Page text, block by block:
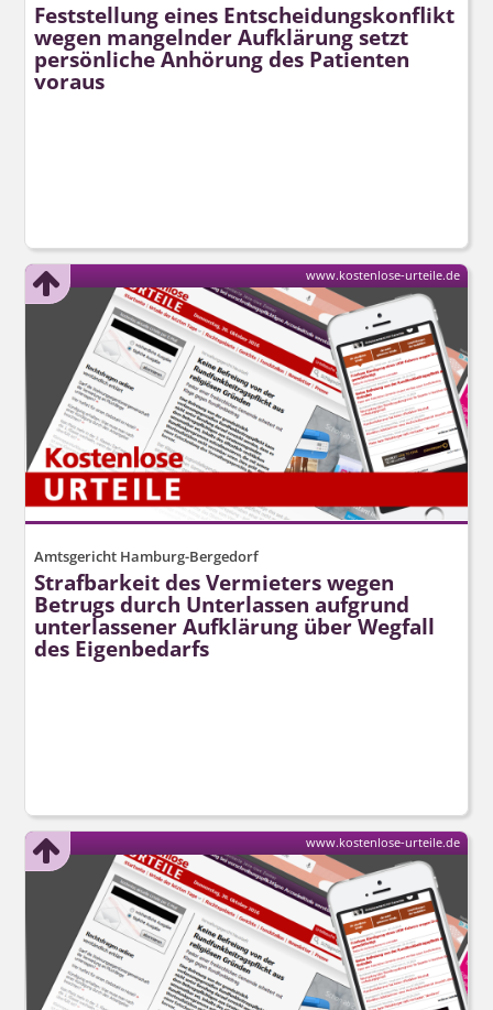
Feststellung eines Entscheidungs­konflikt
wegen mangelnder Aufklärung setzt
persönliche Anhörung des Patienten
voraus
Amtsgericht Hamburg-Bergedorf
Strafbarkeit des Vermieters wegen
Betrugs durch Unterlassen aufgrund
unterlassener Aufklärung über Wegfall
des Eigenbedarfs
www.kostenlose-urteile.de
www.kostenlose-urteile.de